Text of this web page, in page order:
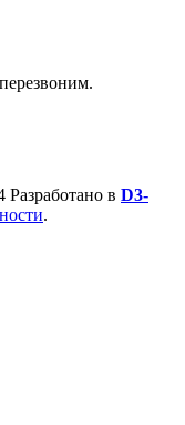
Разработано в D3-
.